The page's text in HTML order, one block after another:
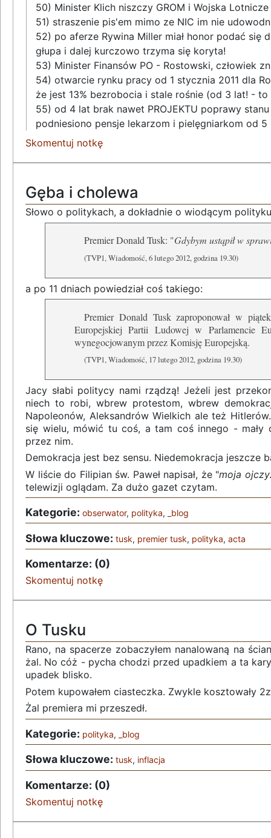
50) Minister Klich niszczy GROM i Wojska
51) straszenie pis'em mimo ze NIC im nie
52) po aferze Rywina Miller miał honor podać się
głupa i dalej kurczowo trzyma się koryta!
53) Minister Finansów PO - Rostowski, człowiek
54) otwarcie rynku pracy od 1 stycznia 2011 dla
że jest 13% bezrobocia i stale rośnie (od 3 lat! -
55) od 4 lat brak nawet PROJEKTU poprawy
podniesiono pensje lekarzom i pielęgniarkom od
Skomentuj notkę
Gęba i cholewa
Słowo o politykach, a dokładnie o wiodącym
Premier Donald Tusk: "Gdybym ustąpił w
(TVP1, Wiadomość, 6 lutego 2012, godzina 19.30)
a po 11 dniach powiedział coś takiego:
Premier Donald Tusk zaproponował w
Europejskiej Partii Ludowej w Parlamencie
wynegocjowanym przez Komisję Europejską.
(TVP1, Wiadomość, 17 lutego 2012, godzina 19.30)
Jacy słabi politycy nami rządzą! Jeżeli jest
niech to robi, wbrew protestom, wbrew
Napoleonów, Aleksandrów Wielkich ale też
się wielu, mówić tu coś, a tam coś innego - mały
przez nim.
Demokracja jest bez sensu. Niedemokracja jeszcze
W liście do Filipian św. Paweł napisał, że "moja
telewizji oglądam. Za dużo gazet czytam.
Kategorie: obserwator, polityka, _blog
Słowa kluczowe: tusk, premier tusk, polityka, acta
Komentarze: (0)
Skomentuj notkę
O Tusku
Rano, na spacerze zobaczyłem nanalowaną na
żal. No cóż - pycha chodzi przed upadkiem a ta
upadek blisko.
Potem kupowałem ciasteczka. Zwykle kosztowały
Żal premiera mi przeszedł.
Kategorie: polityka, _blog
Słowa kluczowe: tusk, inflacja
Komentarze: (0)
Skomentuj notkę